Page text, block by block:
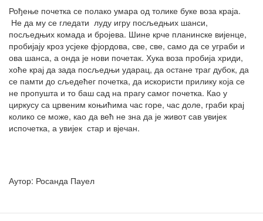
Рођење почетка се полако умара од толике буке воза краја.
Не да му се гледати луду игру посљедњих шанси,
посљедњих комада и бројева. Шине крче планинске вијенце,
пробијају кроз усјеке фјордова, све, све, само да се уграби и
ова шанса, а онда је нови почетак. Хука воза пробија хриди,
хоће крај да зада посљедњи ударац, да остане траг дубок, да
се памти до сљедећег почетка, да искористи прилику која се
не пропушта и то баш сад на прагу самог почетка. Као у
циркусу са црвеним коњићима час горе, час доле, граби крај
колико се може, као да већ не зна да је живот сав увијек
испочетка, а увијек стар и вјечан.
Аутор: Росанда Пауел